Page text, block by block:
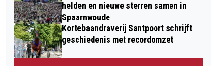
helden en nieuwe sterren samen in
Spaarnwoude
Kortebaandraverij Santpoort schrijft
geschiedenis met recordomzet